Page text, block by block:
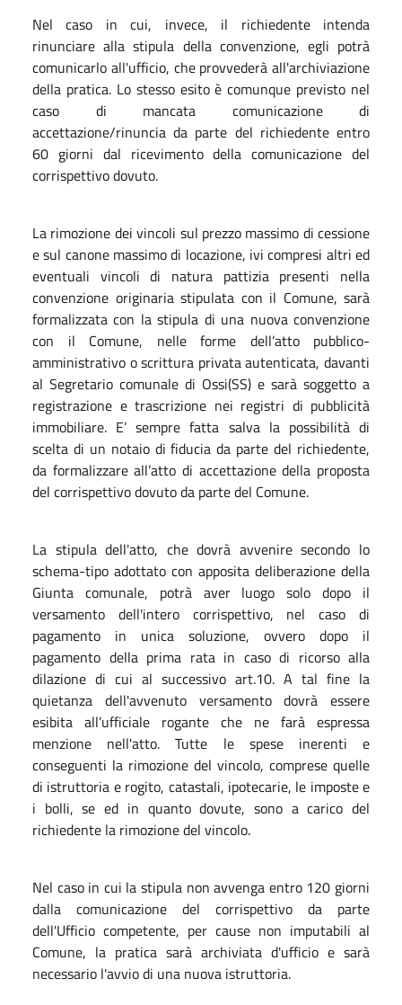
Nel caso in cui, invece, il richiedente intenda
rinunciare alla stipula della convenzione, egli potrà
comunicarlo all'ufficio, che provvederà all'archiviazione
della pratica. Lo stesso esito è comunque previsto nel
caso di mancata comunicazione di
accettazione/rinuncia da parte del richiedente entro
60 giorni dal ricevimento della comunicazione del
corrispettivo dovuto.
La rimozione dei vincoli sul prezzo massimo di cessione
e sul canone massimo di locazione, ivi compresi altri ed
eventuali vincoli di natura pattizia presenti nella
convenzione originaria stipulata con il Comune, sarà
formalizzata con la stipula di una nuova convenzione
con il Comune, nelle forme dell’atto pubblico-
amministrativo o scrittura privata autenticata, davanti
al Segretario comunale di Ossi(SS) e sarà soggetto a
registrazione e trascrizione nei registri di pubblicità
immobiliare. E’ sempre fatta salva la possibilità di
scelta di un notaio di fiducia da parte del richiedente,
da formalizzare all’atto di accettazione della proposta
del corrispettivo dovuto da parte del Comune.
La stipula dell'atto, che dovrà avvenire secondo lo
schema-tipo adottato con apposita deliberazione della
Giunta comunale, potrà aver luogo solo dopo il
versamento dell'intero corrispettivo, nel caso di
pagamento in unica soluzione, ovvero dopo il
pagamento della prima rata in caso di ricorso alla
dilazione di cui al successivo art.10. A tal fine la
quietanza dell'avvenuto versamento dovrà essere
esibita all’ufficiale rogante che ne farà espressa
menzione nell'atto. Tutte le spese inerenti e
conseguenti la rimozione del vincolo, comprese quelle
di istruttoria e rogito, catastali, ipotecarie, le imposte e
i bolli, se ed in quanto dovute, sono a carico del
richiedente la rimozione del vincolo.
Nel caso in cui la stipula non avvenga entro 120 giorni
dalla comunicazione del corrispettivo da parte
dell'Ufficio competente, per cause non imputabili al
Comune, la pratica sarà archiviata d'ufficio e sarà
necessario l'avvio di una nuova istruttoria.